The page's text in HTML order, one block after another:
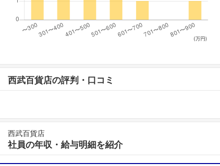
(万円)
西武百貨店の評判・口コミ
西武百貨店
社員の年収・給与明細を紹介